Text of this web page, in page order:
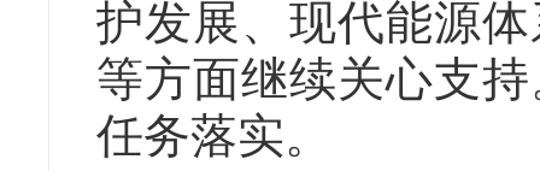
护发展、现代能源
等方面继续关心支
任务落实。